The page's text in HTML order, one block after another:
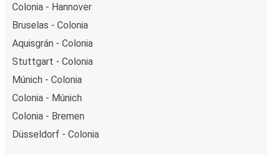
Colonia - Hannover
Bruselas - Colonia
Aquisgrán - Colonia
Stuttgart - Colonia
Múnich - Colonia
Colonia - Múnich
Colonia - Bremen
Düsseldorf - Colonia